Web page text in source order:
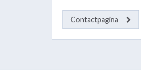
Contactpagina